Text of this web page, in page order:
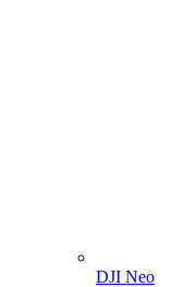
DJI Neo